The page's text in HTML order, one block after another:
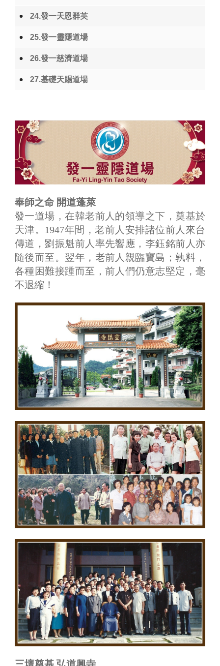
24.發一天恩群英
25.發一靈隱道場
26.發一慈濟道場
27.基礎天賜道場
奉師之命 開道蓬萊
發一道場，在韓老前人的領導之下，奠基於
天津。1947年間，老前人安排諸位前人來台
傳道，劉振魁前人率先響應，李鈺銘前人亦
隨後而至。翌年，老前人親臨寶島；孰料，
各種困難接踵而至，前人們仍意志堅定，毫
不退縮！